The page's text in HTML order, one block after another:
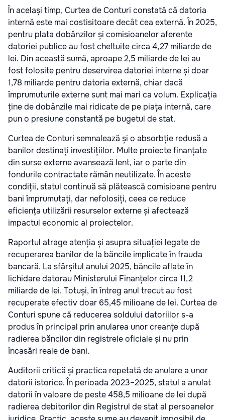
În același timp, Curtea de Conturi constată că datoria
internă este mai costisitoare decât cea externă. În 2025,
pentru plata dobânzilor și comisioanelor aferente
datoriei publice au fost cheltuite circa 4,27 miliarde de
lei. Din această sumă, aproape 2,5 miliarde de lei au
fost folosite pentru deservirea datoriei interne și doar
1,78 miliarde pentru datoria externă, chiar dacă
împrumuturile externe sunt mai mari ca volum. Explicația
ține de dobânzile mai ridicate de pe piața internă, care
pun o presiune constantă pe bugetul de stat.
Curtea de Conturi semnalează și o absorbție redusă a
banilor destinați investițiilor. Multe proiecte finanțate
din surse externe avansează lent, iar o parte din
fondurile contractate rămân neutilizate. În aceste
condiții, statul continuă să plătească comisioane pentru
bani împrumutați, dar nefolosiți, ceea ce reduce
eficiența utilizării resurselor externe și afectează
impactul economic al proiectelor.
Raportul atrage atenția și asupra situației legate de
recuperarea banilor de la băncile implicate în frauda
bancară. La sfârșitul anului 2025, băncile aflate în
lichidare datorau Ministerului Finanțelor circa 11,2
miliarde de lei. Totuși, în întreg anul trecut au fost
recuperate efectiv doar 65,45 milioane de lei. Curtea de
Conturi spune că reducerea soldului datoriilor s-a
produs în principal prin anularea unor creanțe după
radierea băncilor din registrele oficiale și nu prin
încasări reale de bani.
Auditorii critică și practica repetată de anulare a unor
datorii istorice. În perioada 2023–2025, statul a anulat
datorii în valoare de peste 458,5 milioane de lei după
radierea debitorilor din Registrul de stat al persoanelor